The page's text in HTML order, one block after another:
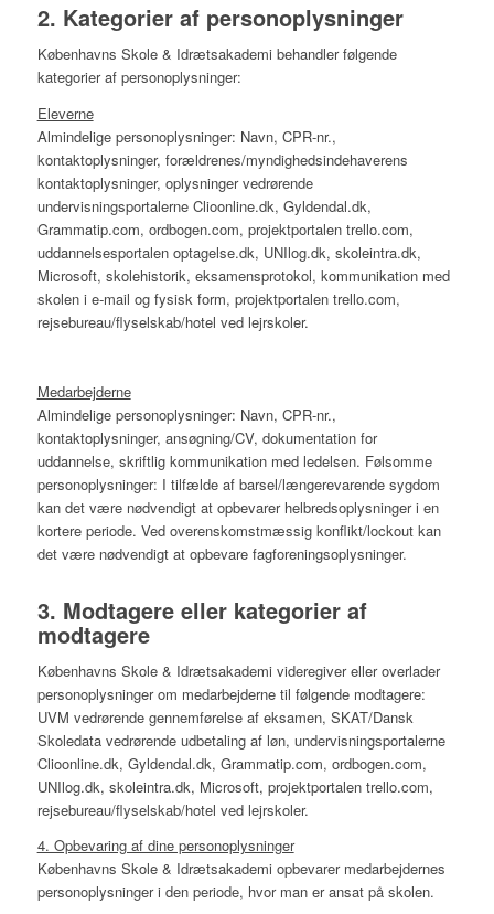
2. Kategorier af personoplysninger
Københavns Skole & Idrætsakademi behandler følgende
kategorier af personoplysninger:
Eleverne
Almindelige personoplysninger: Navn, CPR-nr.,
kontaktoplysninger, forældrenes/myndighedsindehaverens
kontaktoplysninger, oplysninger vedrørende
undervisningsportalerne Clioonline.dk, Gyldendal.dk,
Grammatip.com, ordbogen.com, projektportalen trello.com,
uddannelsesportalen optagelse.dk, UNIlog.dk, skoleintra.dk,
Microsoft, skolehistorik, eksamensprotokol, kommunikation med
skolen i e-mail og fysisk form, projektportalen trello.com,
rejsebureau/flyselskab/hotel ved lejrskoler.
Medarbejderne
Almindelige personoplysninger: Navn, CPR-nr.,
kontaktoplysninger, ansøgning/CV, dokumentation for
uddannelse, skriftlig kommunikation med ledelsen. Følsomme
personoplysninger: I tilfælde af barsel/længerevarende sygdom
kan det være nødvendigt at opbevarer helbredsoplysninger i en
kortere periode. Ved overenskomstmæssig konflikt/lockout kan
det være nødvendigt at opbevare fagforeningsoplysninger.
3. Modtagere eller kategorier af
modtagere
Københavns Skole & Idrætsakademi videregiver eller overlader
personoplysninger om medarbejderne til følgende modtagere:
UVM vedrørende gennemførelse af eksamen, SKAT/Dansk
Skoledata vedrørende udbetaling af løn, undervisningsportalerne
Clioonline.dk, Gyldendal.dk, Grammatip.com, ordbogen.com,
UNIlog.dk, skoleintra.dk, Microsoft, projektportalen trello.com,
rejsebureau/flyselskab/hotel ved lejrskoler.
4. Opbevaring af dine personoplysninger
Københavns Skole & Idrætsakademi opbevarer medarbejdernes
personoplysninger i den periode, hvor man er ansat på skolen.